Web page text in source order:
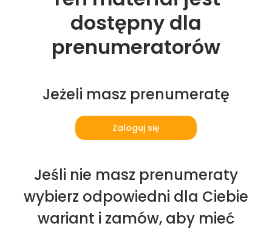
dostępny dla
prenumeratorów
Jeżeli masz prenumeratę
Zaloguj się
Jeśli nie masz prenumeraty
wybierz odpowiedni dla Ciebie
wariant i zamów, aby mieć